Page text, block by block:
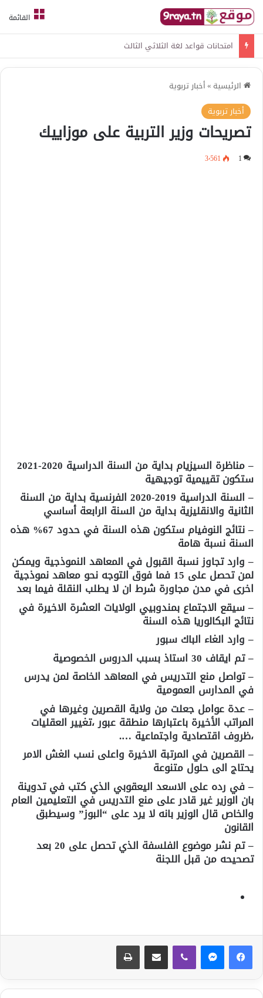
القائمة
امتحانات قواعد لغة الثلاثي الثالث
الرئيسية »أخبار تربوية
أخبار تربوية
تصريحات وزير التربية على موزاييك
1 3٬561
– مناظرة السيزيام بداية من السنة الدراسية 2020-2021
ستكون تقييمية توجيهية
– السنة الدراسية 2019-2020 الفرنسية بداية من السنة
الثانية والانقليزية بداية من السنة الرابعة أساسي
– نتائج النوفيام ستكون هذه السنة في حدود 67% هذه
السنة نسبة هامة
– وارد تجاوز نسبة القبول في المعاهد النموذجية ويمكن
لمن تحصل على 15 فما فوق التوجه نحو معاهد نموذجية
اخرى في مدن مجاورة شرط ان لا يطلب النقلة فيما بعد
– سيقع الاجتماع بمندوبيي الولايات العشرة الاخيرة في
نتائج البكالوريا هذه السنة
– وارد الغاء الباك سبور
– تم ايقاف 30 استاذ بسبب الدروس الخصوصية
– تواصل منع التدريس في المعاهد الخاصة لمن يدرس
في المدارس العمومية
– عدة عوامل جعلت من ولاية القصرين وغيرها في
المراتب الأخيرة باعتبارها منطقة عبور ،تغيير العقليات
،ظروف اقتصادية واجتماعية ….
– القصرين في المرتبة الاخيرة واعلى نسب الغش الامر
يحتاج الى حلول متنوعة
– في رده على الاسعد اليعقوبي الذي كتب في تدوينة
بان الوزير غير قادر على منع التدريس في التعليمين العام
والخاص قال الوزير بانه لا يرد على “البوز” وسيطبق
القانون
– تم نشر موضوع الفلسفة الذي تحصل على 20 بعد
تصحيحه من قبل اللجنة